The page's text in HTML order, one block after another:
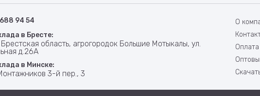
94 54
в Бресте:
область, агрогородок Большие Мотыкалы, ул.
д.26А
в Минске:
3-й пер., 3
О